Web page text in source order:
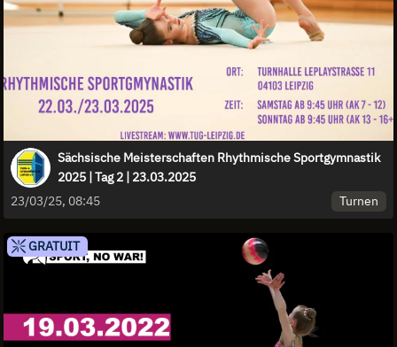
Sächsische Meisterschaften Rhythmische Sportgymnastik
2025 | Tag 2 | 23.03.2025
23/03/25, 08:45
Turnen
GRATUIT